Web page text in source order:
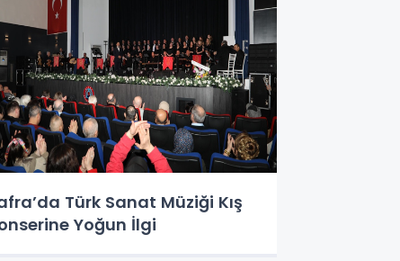
Türk Sanat Müziği Kış
Yoğun İlgi